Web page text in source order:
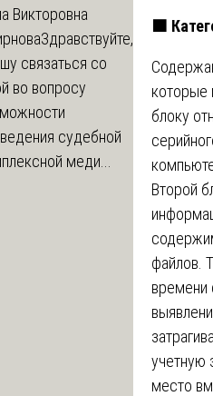
🟧
которые
блоку
Второй
файлов.
времени
учетную
место
Викторовна
Здравствуйте,
связаться со
во вопросу
судебной
меди...